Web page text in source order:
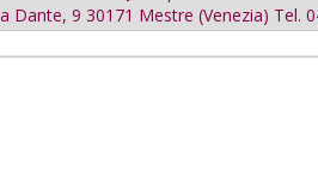
Dante, 9 30171 Mestre (Venezia) Tel.